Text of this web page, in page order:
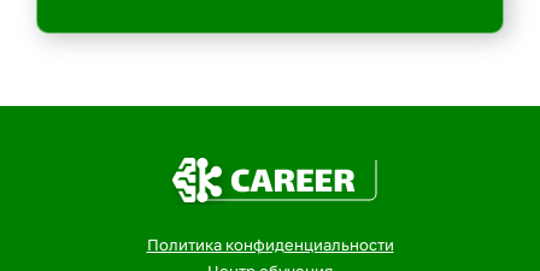
Политика конфиденциальности